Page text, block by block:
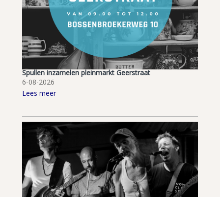
Spullen inzamelen pleinmarkt Geerstraat
6-08-2026
Lees meer